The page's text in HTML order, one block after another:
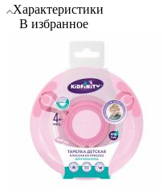
Характеристики
В избранное